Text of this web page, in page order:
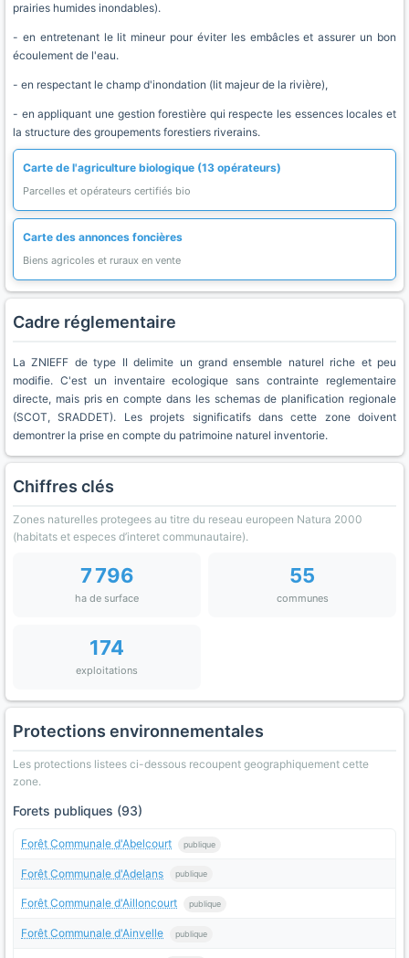
prairies humides inondables).
- en entretenant le lit mineur pour éviter les embâcles et assurer un bon
écoulement de l'eau.
- en respectant le champ d'inondation (lit majeur de la rivière),
- en appliquant une gestion forestière qui respecte les essences locales et
la structure des groupements forestiers riverains.
Carte de l'agriculture biologique (13 opérateurs)
Parcelles et opérateurs certifiés bio
Carte des annonces foncières
Biens agricoles et ruraux en vente
Cadre réglementaire
La ZNIEFF de type II delimite un grand ensemble naturel riche et peu
modifie. C'est un inventaire ecologique sans contrainte reglementaire
directe, mais pris en compte dans les schemas de planification regionale
(SCOT, SRADDET). Les projets significatifs dans cette zone doivent
demontrer la prise en compte du patrimoine naturel inventorie.
Chiffres clés
Zones naturelles protegees au titre du reseau europeen Natura 2000
(habitats et especes d’interet communautaire).
7 796
ha de surface
55
communes
174
exploitations
Protections environnementales
Les protections listees ci-dessous recoupent geographiquement cette
zone.
Forets publiques (93)
Forêt Communale d'Abelcourt publique
Forêt Communale d'Adelans publique
Forêt Communale d'Ailloncourt publique
Forêt Communale d'Ainvelle publique